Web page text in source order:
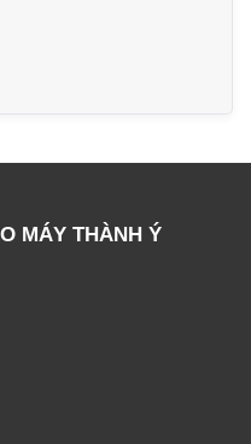
MÁY THÀNH Ý